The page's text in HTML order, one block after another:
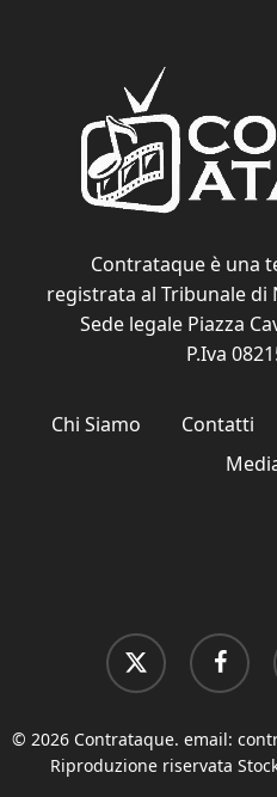
Contrataque è una
registrata al Tribunale di
Sede legale Piazza
P.Iva
Chi Siamo Contatti
x-
twitter
facebook
© 2026 Contrataque. email:
Riproduzione riservata